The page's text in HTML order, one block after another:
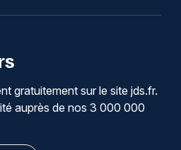
gratuitement sur le site jds.fr.
auprès de nos 3 000 000